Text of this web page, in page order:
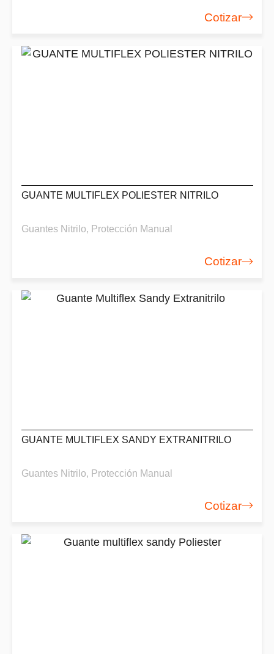
Cotizar
GUANTE MULTIFLEX POLIESTER NITRILO
Guantes Nitrilo, Protección Manual
Cotizar
GUANTE MULTIFLEX SANDY EXTRANITRILO
Guantes Nitrilo, Protección Manual
Cotizar